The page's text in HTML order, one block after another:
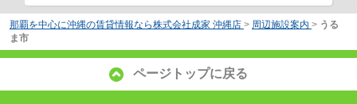
那覇を中心に沖縄の賃貸情報なら株式会社成家 沖縄店 > 周辺施設案内 > うる
ま市
ページトップに戻る